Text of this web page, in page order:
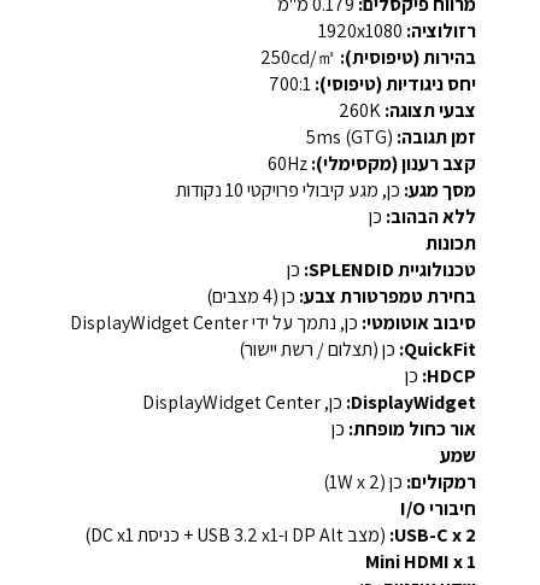
רזולוציה:
בהירות (טיפוסית):
יחס ניגודיות (טיפוסי):
צבעי תצוגה:
זמן תגובה:
קצב רענון (מקסימלי):
מסך מגע: כן, מגע קיבולי פרויקטי 10 נקודות
ללא הבהוב: כן
תכונות
טכנולוגיית SPLENDID:
כן
בחירת טמפרטורת צבע: כן (4 מצבים)
סיבוב אוטומטי: כן, נתמך על ידי DisplayWidget Center
QuickFit: כן (תצלום / רשת יישור)
HDCP: כן
DisplayWidget: כן, DisplayWidget Center
אור כחול מופחת: כן
שמע
רמקולים: כן (1W x 2)
חיבורי I/O
USB-C x 2: (מצב DP Alt ו-USB 3.2 x1 + כניסת DC x1)
Mini HDMI x 1